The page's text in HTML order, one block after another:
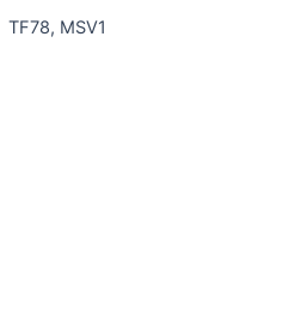
TF78, MSV1